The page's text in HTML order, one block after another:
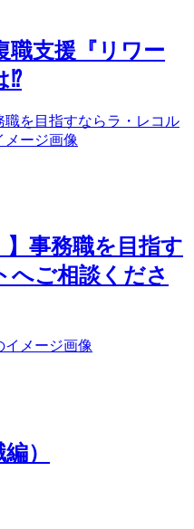
職支援『リワー
⁉️
】事務職を目指す
へご相談くださ
）